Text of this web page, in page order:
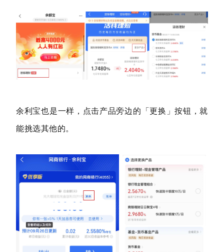
余利宝也是一样，点击产品旁边的「更换」按钮，就
能挑选其他的。